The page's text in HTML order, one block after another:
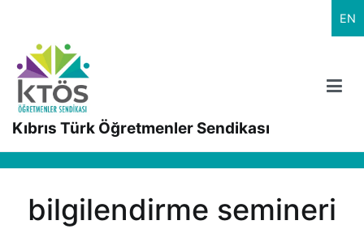
EN
Kıbrıs Türk Öğretmenler Sendikası
bilgilendirme semineri